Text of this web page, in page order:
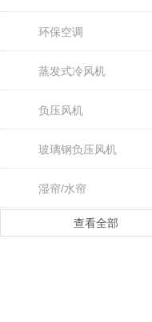
环保空调
蒸发式冷风机
负压风机
玻璃钢负压风机
湿帘/水帘
查看全部